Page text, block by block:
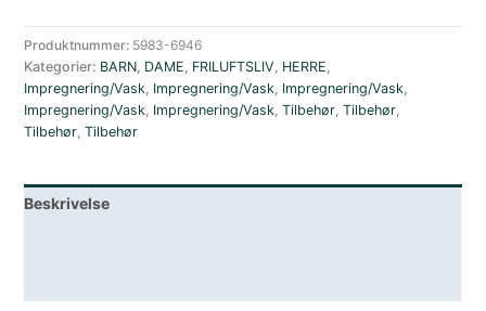
Produktnummer: 5983-6946
Kategorier: BARN DAME FRILUFTSLIV HERRE
Impregnering/Vask Impregnering/Vask Impregnering/Vask
Impregnering/Vask Impregnering/Vask ,Tilbehør ,Tilbehør
Tilbehør ,Tilbehør
Beskrivelse